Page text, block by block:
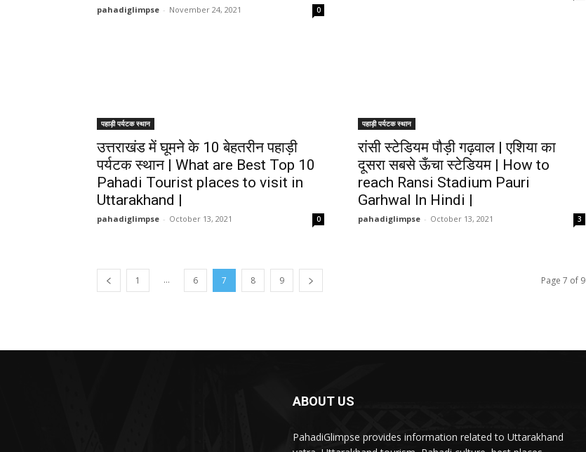
pahadiglimpse - November 24, 2021 0
पहाड़ी पर्यटक स्थान
उत्तराखंड में घूमने के 10 बेहतरीन पहाड़ी
पर्यटक स्थान | What are Best Top 10
Pahadi Tourist places to visit in
Uttarakhand |
pahadiglimpse - October 13, 2021 0
पहाड़ी पर्यटक स्थान
रांसी स्टेडियम पौड़ी गढ़वाल | एशिया का
दूसरा सबसे ऊँचा स्टेडियम | How to
reach Ransi Stadium Pauri
Garhwal In Hindi |
pahadiglimpse - October 13, 2021 3
1 ... 6 7 8 9 Page 7 of 9
ABOUT US
PahadiGlimpse provides information related to Uttarakhand